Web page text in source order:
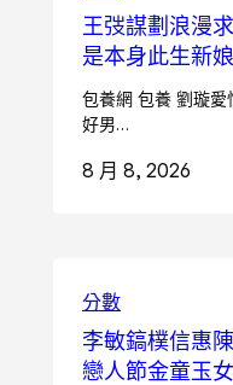
王弢謀劃浪漫
是本身此生新娘
包養網 包養 劉璇愛
好男…
8 月 8, 2026
分數
李敏鎬樸信惠
戀人節金童玉